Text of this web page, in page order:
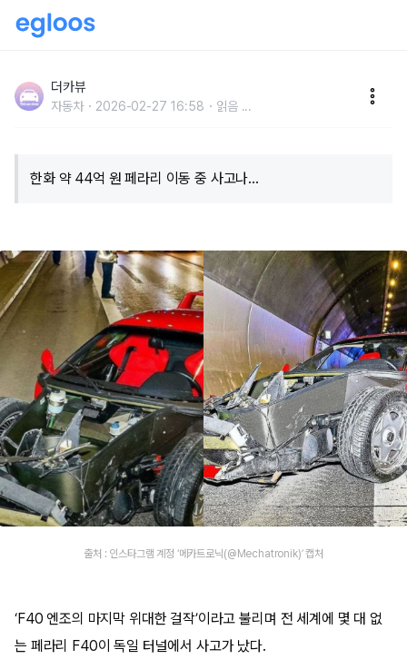
조의 마지막 위대한 걸작 사고, 이런 경우 보상은 누가...?
더카뷰
자동차 2026-02-27 16:58 읽음 ...
한화 약 44억 원 페라리 이동 중 사고나...
출처 : 인스타그램 계정 ‘메카트로닉(@Mechatronik)’ 캡처
‘F40 엔조의 마지막 위대한 걸작’이라고 불리며 전 세계에 몇 대 없
는 페라리 F40이 독일 터널에서 사고가 났다.